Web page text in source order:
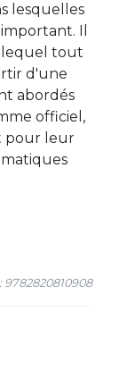
lesquelles
Il
lequel tout
d'une
abordés
officiel,
pour leur
9782820810908